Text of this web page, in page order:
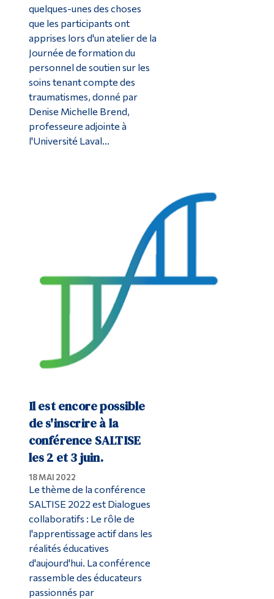
quelques-unes des choses
que les participants ont
apprises lors d'un atelier de la
Journée de formation du
personnel de soutien sur les
soins tenant compte des
traumatismes, donné par
Denise Michelle Brend,
professeure adjointe à
l'Université Laval...
Il est encore possible
de s'inscrire à la
conférence SALTISE
les 2 et 3 juin.
18 MAI 2022
Le thème de la conférence
SALTISE 2022 est Dialogues
collaboratifs : Le rôle de
l'apprentissage actif dans les
réalités éducatives
d'aujourd'hui. La conférence
rassemble des éducateurs
passionnés par